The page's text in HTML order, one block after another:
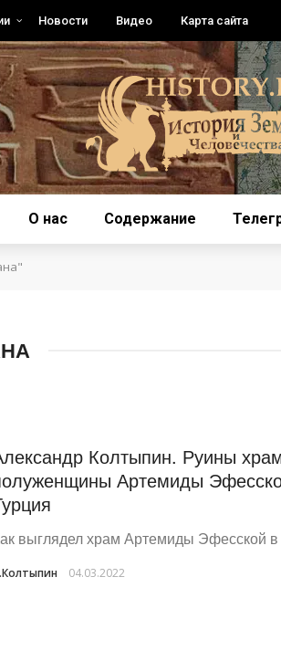
Новости Видео Карта сайта
О нас Содержание
Колтыпин. Руины
Артемиды
выглядел храм Артемиды Эфесской
04.03.2022